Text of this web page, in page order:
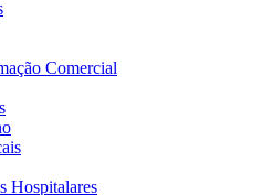
Comercial
Hospitalares